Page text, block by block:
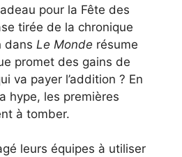
pour la Fête des
tirée de la chronique
dans Le Monde résume
promet des gains de
va payer l’addition ? En
hype, les premières
à tomber.
leurs équipes à utiliser